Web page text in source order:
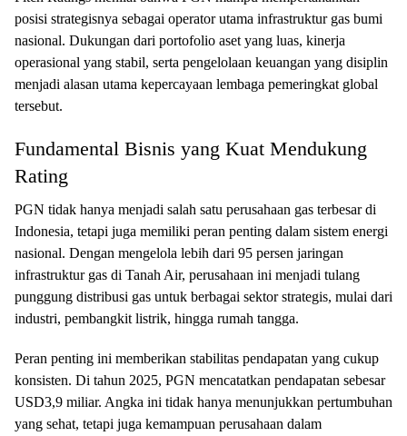
posisi strategisnya sebagai operator utama infrastruktur gas bumi
nasional. Dukungan dari portofolio aset yang luas, kinerja
operasional yang stabil, serta pengelolaan keuangan yang disiplin
menjadi alasan utama kepercayaan lembaga pemeringkat global
tersebut.
Fundamental Bisnis yang Kuat Mendukung
Rating
PGN tidak hanya menjadi salah satu perusahaan gas terbesar di
Indonesia, tetapi juga memiliki peran penting dalam sistem energi
nasional. Dengan mengelola lebih dari 95 persen jaringan
infrastruktur gas di Tanah Air, perusahaan ini menjadi tulang
punggung distribusi gas untuk berbagai sektor strategis, mulai dari
industri, pembangkit listrik, hingga rumah tangga.
Peran penting ini memberikan stabilitas pendapatan yang cukup
konsisten. Di tahun 2025, PGN mencatatkan pendapatan sebesar
USD3,9 miliar. Angka ini tidak hanya menunjukkan pertumbuhan
yang sehat, tetapi juga kemampuan perusahaan dalam